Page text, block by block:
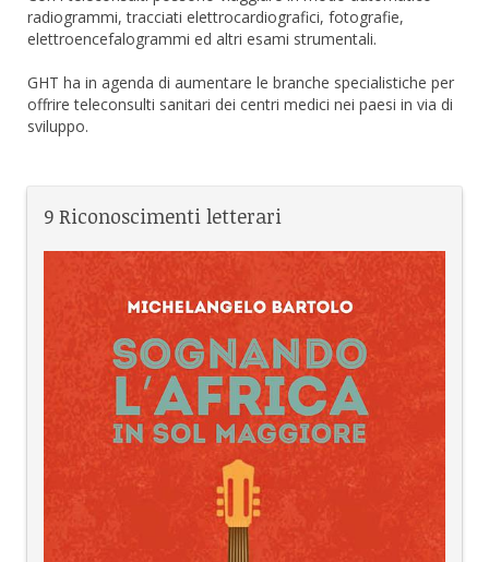
radiogrammi, tracciati elettrocardiografici, fotografie,
elettroencefalogrammi ed altri esami strumentali.
GHT ha in agenda di aumentare le branche specialistiche per
offrire teleconsulti sanitari dei centri medici nei paesi in via di
sviluppo.
9 Riconoscimenti letterari